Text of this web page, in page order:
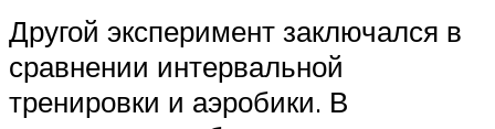
Другой эксперимент заключался в
сравнении интервальной
тренировки и аэробики. В